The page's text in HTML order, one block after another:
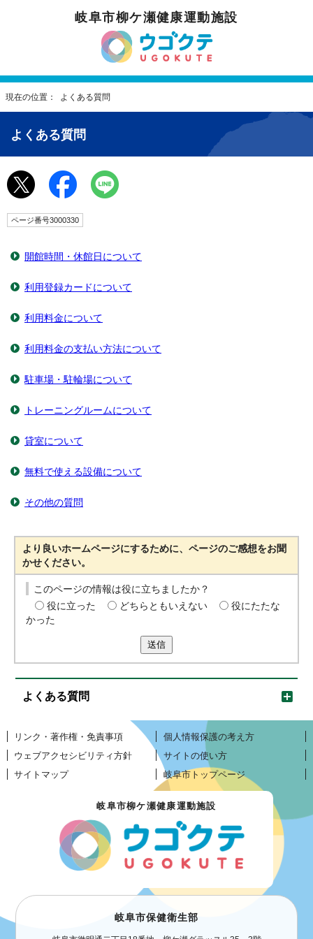
岐阜市柳ケ瀬健康運動施設
現在の位置： よくある質問
よくある質問
ページ番号3000330
開館時間・休館日について
利用登録カードについて
利用料金について
利用料金の支払い方法について
駐車場・駐輪場について
トレーニングルームについて
貸室について
無料で使える設備について
その他の質問
より良いホームページにするために、ページのご感想をお聞
かせください。
このページの情報は役に立ちましたか？
役に立った
どちらともいえない
役にたたな
かった
送信
よくある質問
リンク・著作権・免責事項
個人情報保護の考え方
ウェブアクセシビリティ方針
サイトの使い方
サイトマップ
岐阜市トップページ
岐阜市柳ケ瀬健康運動施設
岐阜市保健衛生部